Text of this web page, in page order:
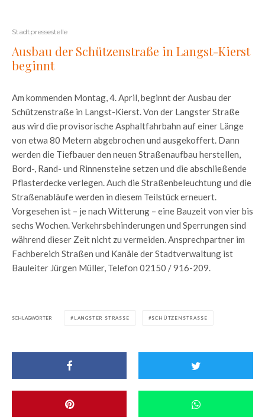
Stadtpressestelle
Ausbau der Schützenstraße in Langst-Kierst
beginnt
Am kommenden Montag, 4. April, beginnt der Ausbau der
Schützenstraße in Langst-Kierst. Von der Langster Straße
aus wird die provisorische Asphaltfahrbahn auf einer Länge
von etwa 80 Metern abgebrochen und ausgekoffert. Dann
werden die Tiefbauer den neuen Straßenaufbau herstellen,
Bord-, Rand- und Rinnensteine setzen und die abschließende
Pflasterdecke verlegen. Auch die Straßenbeleuchtung und die
Straßenabläufe werden in diesem Teilstück erneuert.
Vorgesehen ist – je nach Witterung – eine Bauzeit von vier bis
sechs Wochen. Verkehrsbehinderungen und Sperrungen sind
während dieser Zeit nicht zu vermeiden. Ansprechpartner im
Fachbereich Straßen und Kanäle der Stadtverwaltung ist
Bauleiter Jürgen Müller, Telefon 02150 / 916-209.
SCHLAGWÖRTER LANGSTER STRASSE SCHÜTZENSTRASSE